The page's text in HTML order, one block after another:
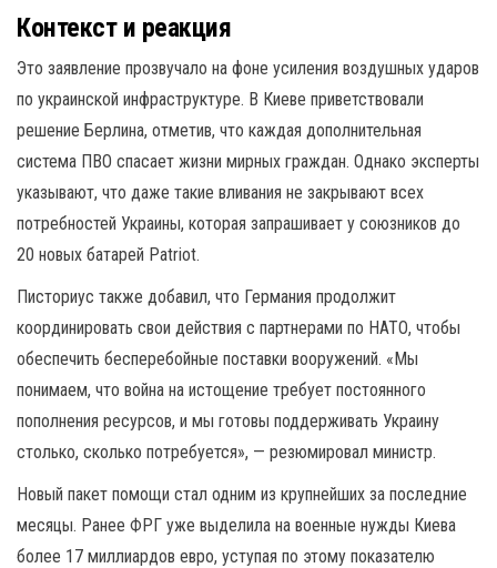
Контекст и реакция
Это заявление прозвучало на фоне усиления воздушных ударов
по украинской инфраструктуре. В Киеве приветствовали
решение Берлина, отметив, что каждая дополнительная
система ПВО спасает жизни мирных граждан. Однако эксперты
указывают, что даже такие вливания не закрывают всех
потребностей Украины, которая запрашивает у союзников до
20 новых батарей Patriot.
Писториус также добавил, что Германия продолжит
координировать свои действия с партнерами по НАТО, чтобы
обеспечить бесперебойные поставки вооружений. «Мы
понимаем, что война на истощение требует постоянного
пополнения ресурсов, и мы готовы поддерживать Украину
столько, сколько потребуется», — резюмировал министр.
Новый пакет помощи стал одним из крупнейших за последние
месяцы. Ранее ФРГ уже выделила на военные нужды Киева
более 17 миллиардов евро, уступая по этому показателю